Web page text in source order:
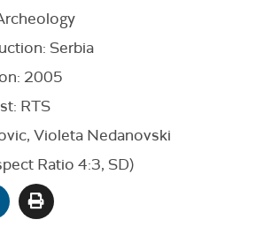
Serbia
2005
RTS
Violeta Nedanovski
Ratio 4:3, SD)